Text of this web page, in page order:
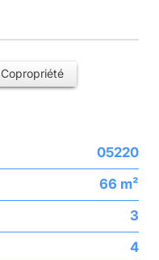
Copropriété
05220
66 m²
3
4